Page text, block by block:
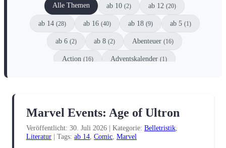
Alle Themen ab 10 (2) ab 12 (20)
ab 14 (28) ab 16 (40) ab 18 (9) ab 5 (1)
ab 6 (2) ab 8 (2) Abenteuer (16)
Action (16) Adventskalender (1)
Dark Romance(10) DC (3)
DC Black Label(1) Detektive(1) Drama
Marvel Events: Age of Ultron
Veröffentlicht: 30. Juli 2026 | Kategorie: Belletristik
Literatur | Tags: ab 14 Comic Marvel